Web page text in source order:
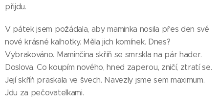
přijdu.
V pátek jsem požádala, aby maminka nosila přes den své
nové krásné kalhotky. Měla jich komínek. Dnes?
Vybrakováno. Maminčina skříň se smrskla na pár hader.
Doslova. Co koupím nového, hned zaperou, zničí, ztratí se.
Její skříň praskala ve švech. Navezly jsme sem maximum.
Jdu za pečovatelkami.